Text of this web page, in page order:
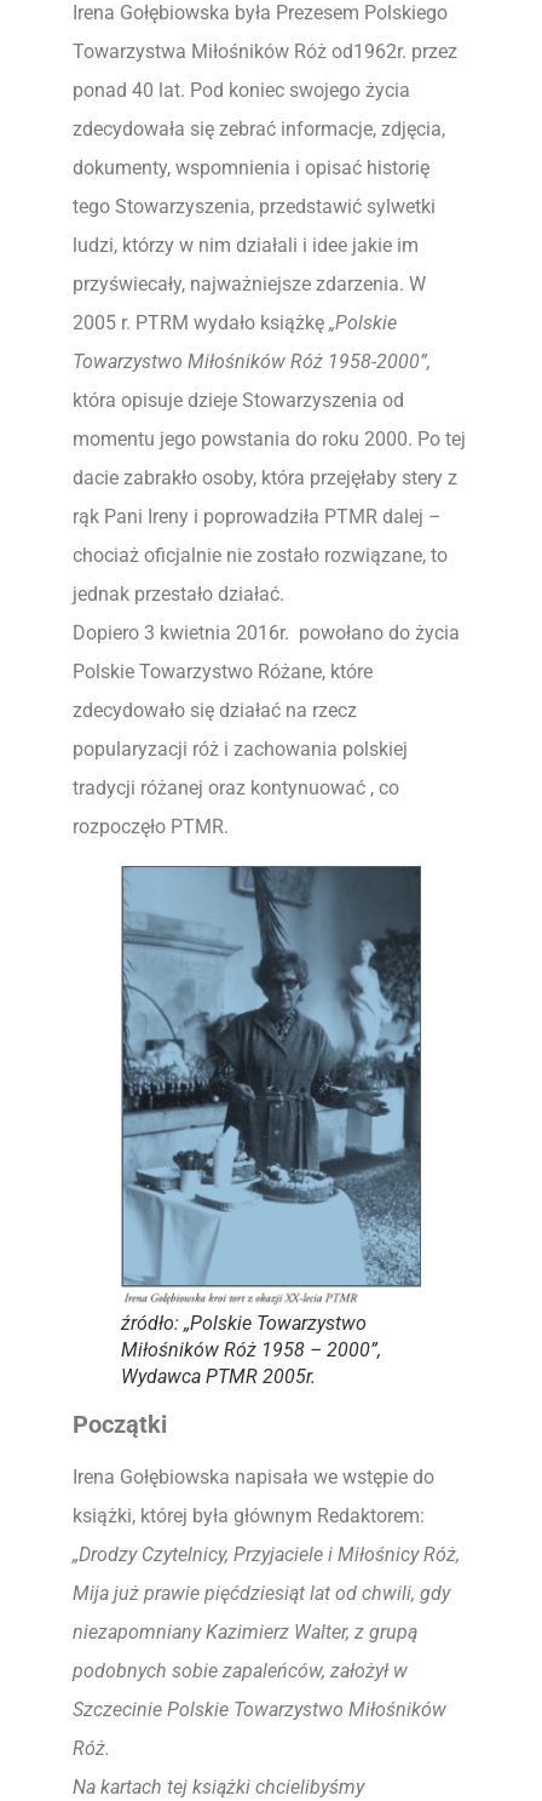
Irena Gołębiowska była Prezesem Polskiego
Towarzystwa Miłośników Róż od1962r. przez
ponad 40 lat. Pod koniec swojego życia
zdecydowała się zebrać informacje, zdjęcia,
dokumenty, wspomnienia i opisać historię
tego Stowarzyszenia, przedstawić sylwetki
ludzi, którzy w nim działali i idee jakie im
przyświecały, najważniejsze zdarzenia. W
2005 r. PTRM wydało książkę „Polskie
Towarzystwo Miłośników Róż 1958-2000”,
która opisuje dzieje Stowarzyszenia od
momentu jego powstania do roku 2000. Po tej
dacie zabrakło osoby, która przejęłaby stery z
rąk Pani Ireny i poprowadziła PTMR dalej –
chociaż oficjalnie nie zostało rozwiązane, to
jednak przestało działać.
Dopiero 3 kwietnia 2016r. powołano do życia
Polskie Towarzystwo Różane, które
zdecydowało się działać na rzecz
popularyzacji róż i zachowania polskiej
tradycji różanej oraz kontynuować , co
rozpoczęło PTMR.
źródło: „Polskie Towarzystwo
Miłośników Róż 1958 – 2000”,
Wydawca PTMR 2005r.
Początki
Irena Gołębiowska napisała we wstępie do
książki, której była głównym Redaktorem:
„Drodzy Czytelnicy, Przyjaciele i Miłośnicy Róż,
Mija już prawie pięćdziesiąt lat od chwili, gdy
niezapomniany Kazimierz Walter, z grupą
podobnych sobie zapaleńców, założył w
Szczecinie Polskie Towarzystwo Miłośników
Róż.
Na kartach tej książki chcielibyśmy